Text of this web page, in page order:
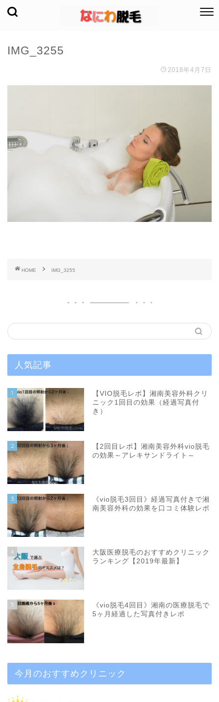
IMG_3255
2018年4月7日
HOME IMG_3255
人気記事
1
【VIO脱毛レポ】湘南美容外科クリ
ニック1回目の効果（経過写真付
き）
2
【2回目レポ】湘南美容外科vio脱毛
の効果～アレキサンドライト～
3
《vio脱毛3回目》経過写真付きで湘
南美容外科の効果を口コミ体験レポ
4
大阪医療脱毛のおすすめクリニック
ランキング【2019年最新】
5
《vio脱毛4回目》湘南の医療脱毛で
5ヶ月経過した写真付きレポ
今月のおすすめクリニック